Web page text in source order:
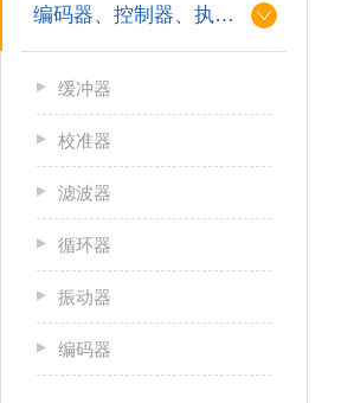
编码器、控制器、执行器
缓冲器
校准器
滤波器
循环器
振动器
编码器